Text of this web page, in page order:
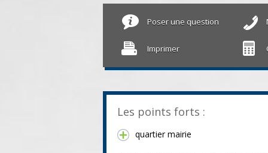
Poser une question
Imprimer
Les points forts :
quartier mairie